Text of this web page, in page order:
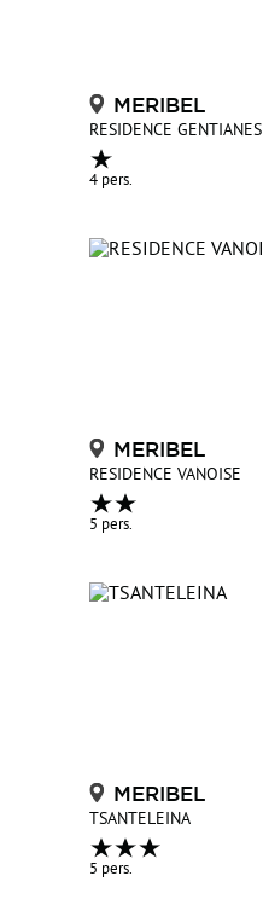
MERIBEL
RESIDENCE GENTIANES
4 pers.
MERIBEL
RESIDENCE VANOISE
5 pers.
MERIBEL
TSANTELEINA
5 pers.